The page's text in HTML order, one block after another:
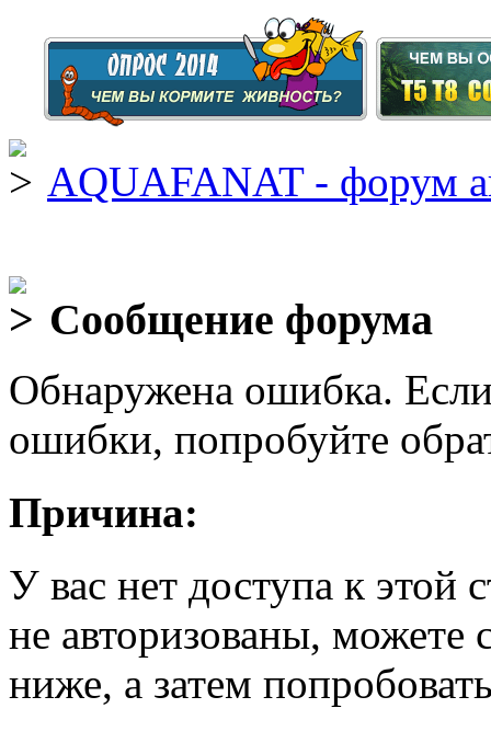
AQUAFANAT - форум
Сообщение форума
Обнаружена ошибка.
ошибки, попробуйте
Причина:
У вас нет доступа к
не авторизованы, можете
ниже, а затем